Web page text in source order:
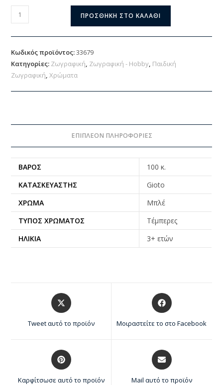
ΠΡΟΣΘΉΚΗ ΣΤΟ ΚΑΛΆΘΙ
Κωδικός προϊόντος:33679
Κατηγορίες: Ζωγραφική, Ζωγραφική - Hobby, Παιδική
Ζωγραφική,Χρώματα
ΕΠΙΠΛΈΟΝ ΠΛΗΡΟΦΟΡΊΕΣ
ΒΆΡΟΣ
100 κ.
ΚΑΤΑΣΚΕΥΑΣΤΉΣ
Gioto
ΧΡΏΜΑ
Μπλέ
ΤΎΠΟΣ ΧΡΏΜΑΤΟΣ
Τέμπερες
ΗΛΙΚΊΑ
3+ ετών
Tweet αυτό το προϊόν Μοιραστείτε το στο Facebook
Καρφίτσωσε αυτό το προϊόν Mail αυτό το προϊόν